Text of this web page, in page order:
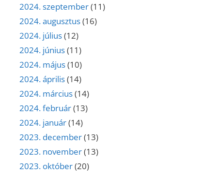
2024. szeptember(11)
2024. augusztus(16)
2024. július(12)
2024. június(11)
2024. május(10)
2024. április(14)
2024. március(14)
2024. február(13)
2024. január(14)
2023. december(13)
2023. november(13)
2023. október(20)